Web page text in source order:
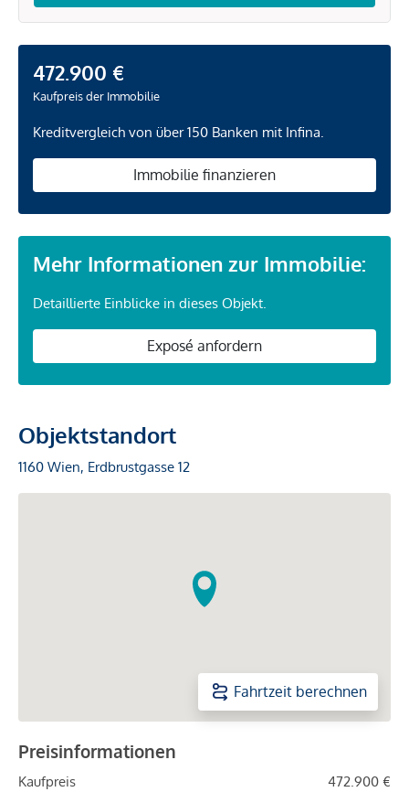
472.900 €
Kaufpreis der Immobilie
Kreditvergleich von über 150 Banken mit Infina.
Immobilie finanzieren
Mehr Informationen zur Immobilie:
Detaillierte Einblicke in dieses Objekt.
Exposé anfordern
Objektstandort
1160 Wien, Erdbrustgasse 12
Fahrtzeit berechnen
Preisinformationen
Kaufpreis
472.900 €